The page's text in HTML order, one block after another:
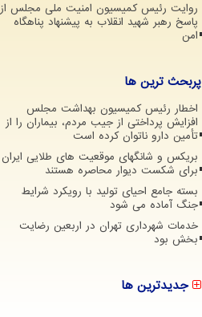
روایت رئیس کمیسیون امنیت ملی مجلس از
پاسخ رهبر شهید انقلاب به پیشنهاد پناهگاه
امن
پربحث ترین ها
اخطار رئیس کمیسیون بهداشت مجلس
افزایش پرداختی از جیب مردم، بیماران را از
تأمین دارو ناتوان کرده است
بریکس و شانگهای موقعیت های طلایی ایران
برای شکست دیوار محاصره هستند
بسته جامع احیای تولید با رویکرد شرایط
جنگ آماده می شود
خدمات شهرداری تهران در اربعین رضایت
بخش بود
جدیدترین ها